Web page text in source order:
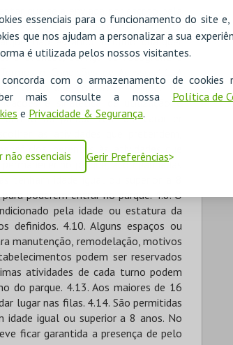
essenciais para o funcionamento do site
que nos ajudam a personalizar a sua
é utilizada pelos nossos visitantes.
com o armazenamento de cookies
mais consulte a nossa Política de
e Privacidade & Segurança.
não essenciais Gerir Preferências